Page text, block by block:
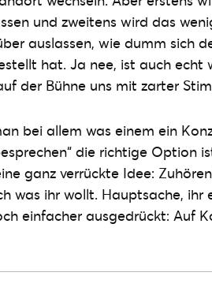
und zweitens wird das
auslassen, wie dumm sich
hat. Ja nee, ist auch echt
der Bühne uns mit zarter
bei allem was einem ein
die richtige Option
ganz verrückte Idee:
was ihr wollt. Hauptsache, ihr
einfacher ausgedrückt: Auf